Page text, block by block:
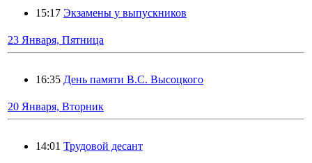
15:17 Экзамены у выпускников
23 Января, Пятница
16:35 День памяти В.С. Высоцкого
20 Января, Вторник
14:01 Трудовой десант